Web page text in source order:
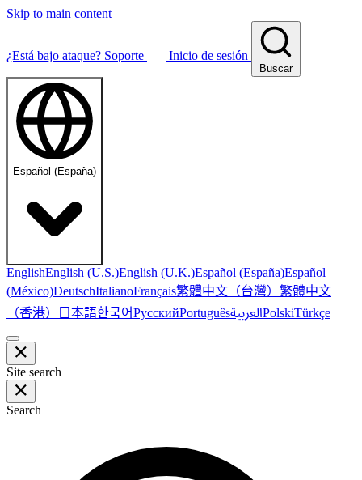
Skip to main content
¿Está bajo ataque? Soporte Inicio de sesión
Buscar
Español (España)
EnglishEnglish (U.S.)English (U.K.)Español (España)Español
(México)DeutschItalianoFrançais繁體中文（台灣） 繁體中文
（香港） 日本語한국어РусскийPortuguêsالعربيةPolskiTürkçe
Site search
Search